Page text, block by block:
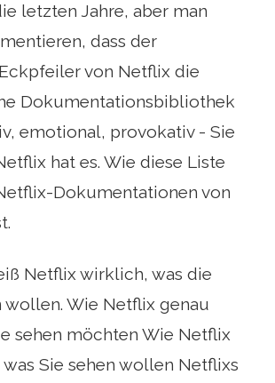
letzten Jahre, aber man
dass der
von Netflix die
Dokumentationsbibliothek
emotional, provokativ - Sie
hat es. Wie diese Liste
Dokumentationen von
Netflix wirklich, was die
wollen. Wie Netflix genau
sehen möchten Wie Netflix
Sie sehen wollen Netflixs